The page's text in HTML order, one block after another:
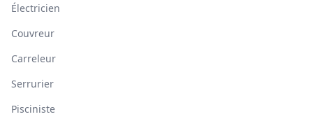
Électricien
Couvreur
Carreleur
Serrurier
Pisciniste